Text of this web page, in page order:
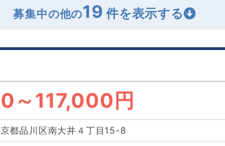
募集中の他の19
～ 117,000円
都品川区南大井４丁目15-8